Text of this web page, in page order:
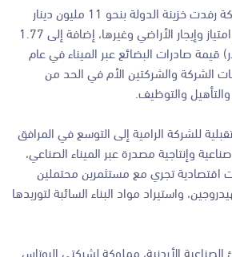
وأشار النسور إلى أن الشركة رفدت خزينة الدولة بنحو 11 مليون دينار
خلال عام 2021، كرسوم امتياز وإيجار الأراضي وغيرها، إضافة إلى 1.77
مليار دولار) قيمة صادرات البضائع عبر الميناء في عام
الشركة والشركتين الأم في الحد من
والتوظيف.
للشركة الرامية إلى التوسع في المرافق
وإنتاجية مصدرة عبر الميناء الصناعي،
اقتصادية تجري مع مستثمرين محتملين
واستيراد مواد البناء السائبة لتوريدها
الأردنية، مملوكة لشركتي البوتاس